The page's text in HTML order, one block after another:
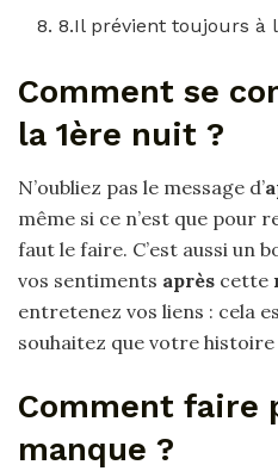
8.Il prévient toujours à
Comment se
la 1ère nuit ?
N’oubliez pas le message d’
même si ce n’est que pour
faut le faire. C’est aussi un
vos sentiments après cette
entretenez vos liens : cela
souhaitez que votre
Comment faire
manque ?